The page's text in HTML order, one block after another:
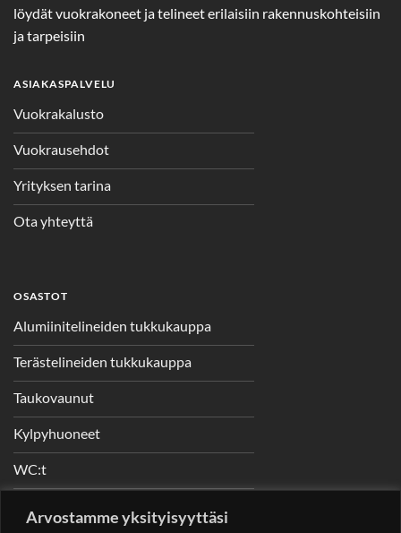
Arvostamme yksityisyyttäsi
löydät vuokrakoneet ja telineet erilaisiin rakennuskohteisiin
ja tarpeisiin
ASIAKASPALVELU
Vuokrakalusto
Vuokrausehdot
Yrityksen tarina
Ota yhteyttä
OSASTOT
Alumiinitelineiden tukkukauppa
Terästelineiden tukkukauppa
Taukovaunut
Kylpyhuoneet
WC:t